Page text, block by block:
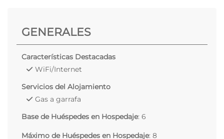
GENERALES
Características Destacadas
WiFi/Internet
Servicios del Alojamiento
Gas a garrafa
Base de Huéspedes en Hospedaje: 6
Máximo de Huéspedes en Hospedaje: 8